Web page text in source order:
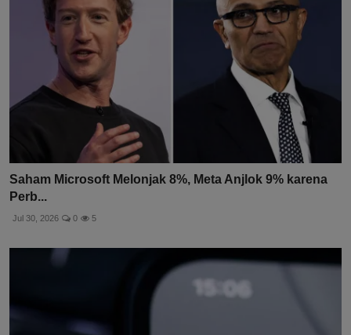
Saham Microsoft Melonjak 8%, Meta Anjlok 9% karena
Perb...
Jul 30, 2026 0 5